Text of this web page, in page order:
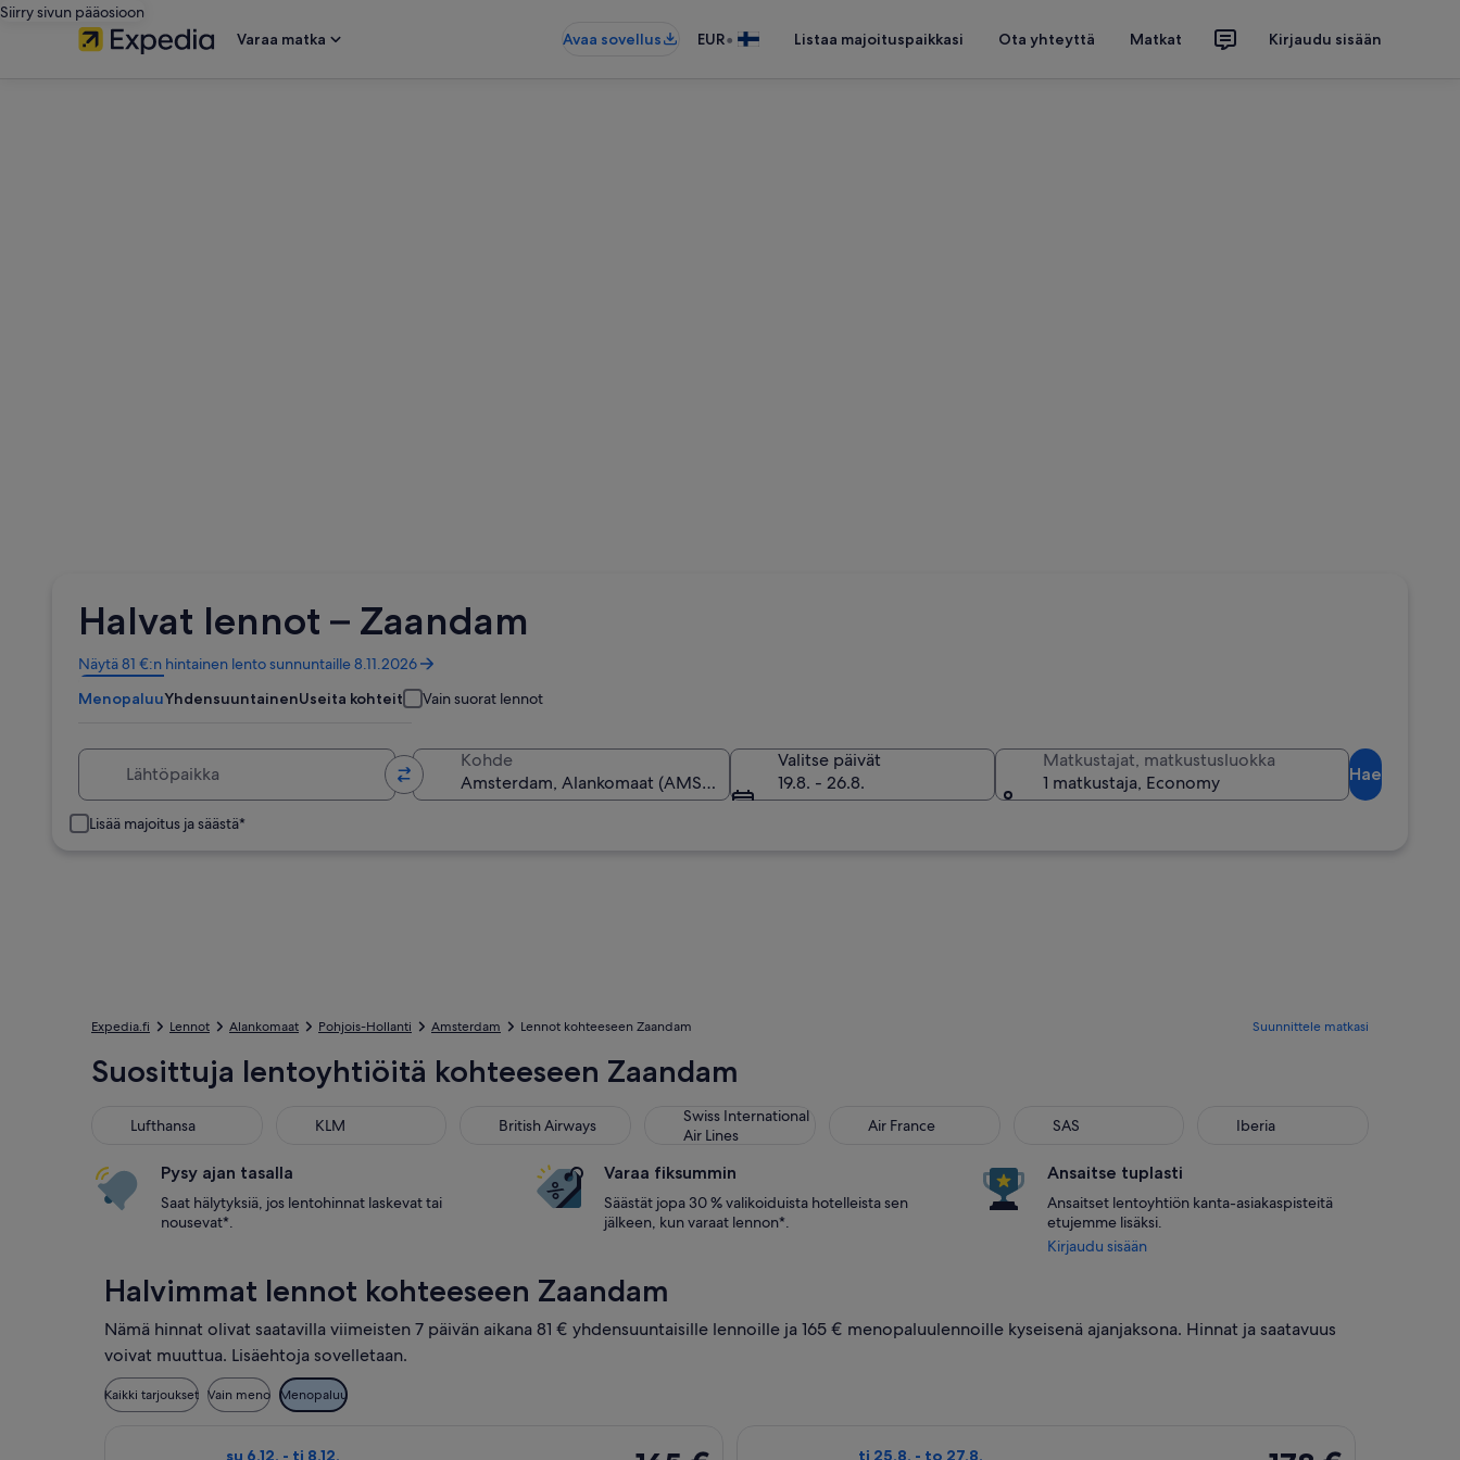
Siirry sivun pääosioon
Varaa matka
Avaa sovellus EUR• Listaa majoituspaikkasi Ota yhteyttä Matkat Kirjaudu sisään
Halvat lennot – Zaandam
Näytä 81 €:n hintainen lento sunnuntaille 8.11.2026
Avautuu
uuteen
ikkunaan
MenopaluuYhdensuuntainenUseita kohteita Vain suorat lennot
Kohde
Valitse päivät
19.8. - 26.8.
Matkustajat, matkustusluokka
1 matkustaja, Economy
Hae
Lisää majoitus ja säästä*
Expedia.fi Lennot Alankomaat Pohjois-Hollanti Amsterdam Lennot kohteeseen Zaandam Suunnittele matkasi
Suosittuja lentoyhtiöitä kohteeseen Zaandam
Lufthansa
Lufthansa KLM British Airways
British Airways
Swiss International
Air Lines
Swiss International Air Lines Air France
Air France SAS Iberia
Iberia
Pysy ajan tasalla
Saat hälytyksiä, jos lentohinnat laskevat tai
nousevat*.
Varaa fiksummin
Säästät jopa 30 % valikoiduista hotelleista sen
jälkeen, kun varaat lennon*.
Ansaitse tuplasti
Ansaitset lentoyhtiön kanta-asiakaspisteitä
etujemme lisäksi.
Kirjaudu sisään
Halvimmat lennot kohteeseen Zaandam
Nämä hinnat olivat saatavilla viimeisten 7 päivän aikana 81 € yhdensuuntaisille lennoille ja 165 € menopaluulennoille kyseisenä ajanjaksona. Hinnat ja saatavuus
voivat muuttua. Lisäehtoja sovelletaan.
Kaikki tarjoukset Vain meno Menopaluu
su 6.12. - ti 8.12. ti 25.8. - to 27.8.